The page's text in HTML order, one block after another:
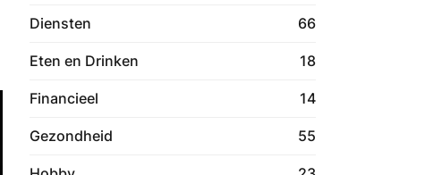
Diensten 66
Eten en Drinken 18
Financieel 14
Gezondheid 55